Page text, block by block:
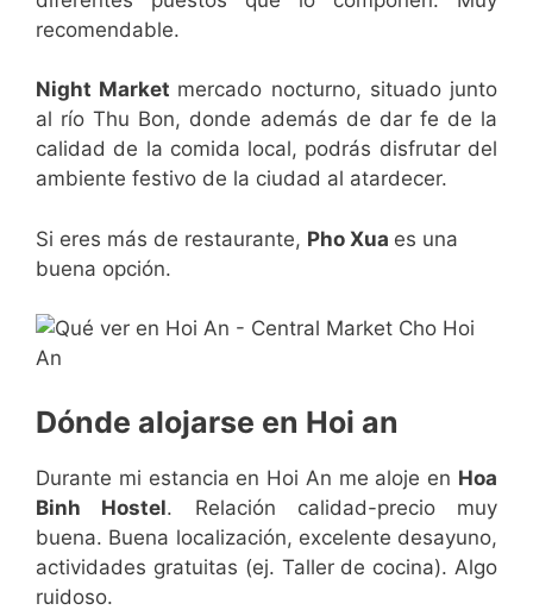
recomendable.
Night Market mercado nocturno, situado junto
al río Thu Bon, donde además de dar fe de la
calidad de la comida local, podrás disfrutar del
ambiente festivo de la ciudad al atardecer.
Si eres más de restaurante, Pho Xua es una
buena opción.
Dónde alojarse en Hoi an
Durante mi estancia en Hoi An me aloje en Hoa
Binh Hostel. Relación calidad-precio muy
buena. Buena localización, excelente desayuno,
actividades gratuitas (ej. Taller de cocina). Algo
ruidoso.